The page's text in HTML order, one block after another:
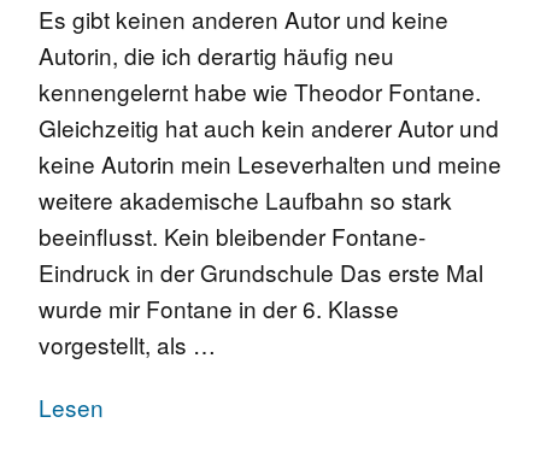
Es gibt keinen anderen Autor und keine
Autorin, die ich derartig häufig neu
kennengelernt habe wie Theodor Fontane.
Gleichzeitig hat auch kein anderer Autor und
keine Autorin mein Leseverhalten und meine
weitere akademische Laufbahn so stark
beeinflusst. Kein bleibender Fontane-
Eindruck in der Grundschule Das erste Mal
wurde mir Fontane in der 6. Klasse
vorgestellt, als …
Lesen